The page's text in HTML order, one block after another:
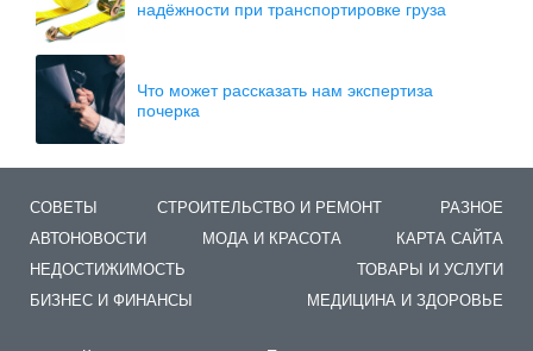
надёжности при транспортировке груза
Что может рассказать нам экспертиза
почерка
СОВЕТЫ СТРОИТЕЛЬСТВО И РЕМОНТ
РАЗНОЕ
АВТОНОВОСТИ
МОДА И КРАСОТА
КАРТА САЙТА
НЕДОСТИЖИМОСТЬ
ТОВАРЫ И УСЛУГИ
БИЗНЕС И ФИНАНСЫ
МЕДИЦИНА И ЗДОРОВЬЕ